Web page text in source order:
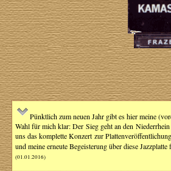
Pünktlich zum neuen Jahr gibt es hier meine
Wahl für mich klar: Der Sieg geht an den
uns das komplette Konzert zur
und meine erneute Begeisterung über diese
(01.01.2016)